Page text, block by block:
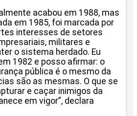
acabou em 1988, mas
em 1985, foi marcada por
interesses de setores
militares e
o sistema herdado. Eu
1982 e posso afirmar: o
pública é o mesmo da
são as mesmas. O que se
e caçar inimigos da
em vigor”, declara